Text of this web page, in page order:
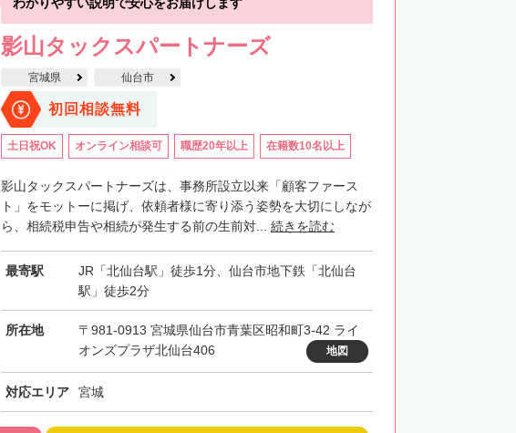
わかりやすい説明で安心をお届けします
影山タックスパートナーズ
宮城県 仙台市
初回相談無料
土日祝OK オンライン相談可 職歴20年以上 在籍数10名以上
影山タックスパートナーズは、事務所設立以来「顧客ファース
ト」をモットーに掲げ、依頼者様に寄り添う姿勢を大切にしなが
ら、相続税申告や相続が発生する前の生前対... 続きを読む
最寄駅
JR「北仙台駅」徒歩1分、仙台市地下鉄「北仙台
駅」徒歩2分
所在地
〒981-0913 宮城県仙台市青葉区昭和町3-42 ライ
オンズプラザ北仙台406
地図
対応エリア 宮城